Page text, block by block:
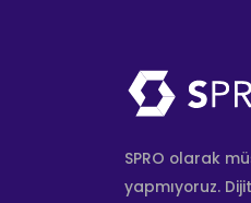
SPRO olarak
yapmıyoruz.